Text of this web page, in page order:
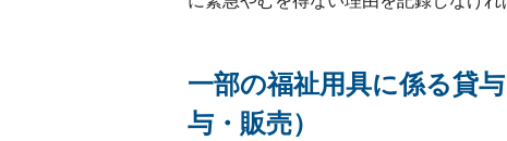
一部の福祉用具に係る貸
与・販売）